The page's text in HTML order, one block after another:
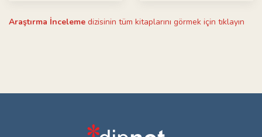
Araştırma İnceleme dizisinin tüm kitaplarını görmek için tıklayın